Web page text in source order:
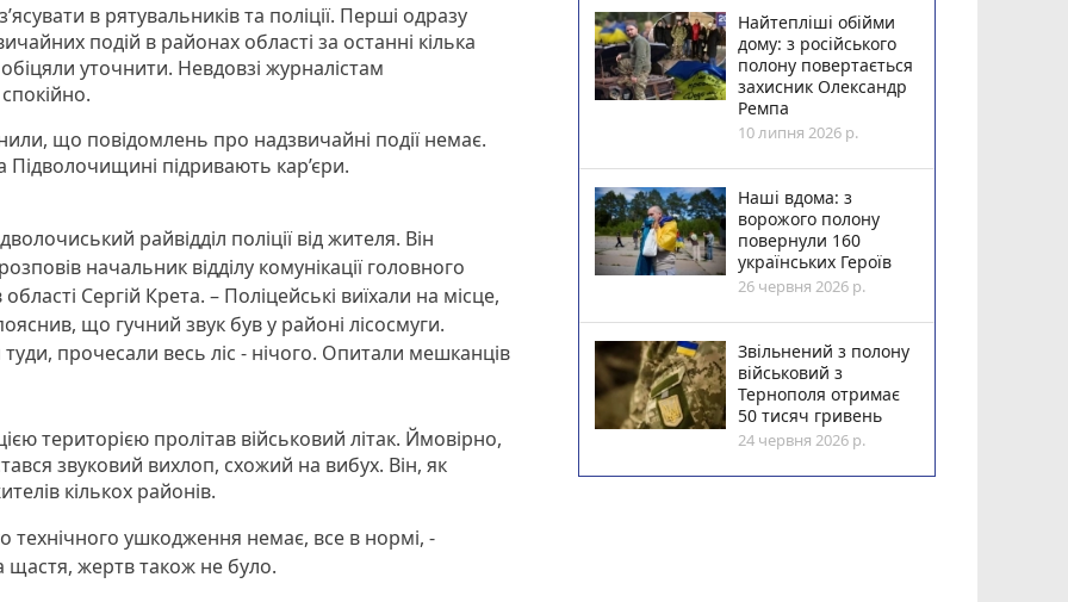
в рятувальників та поліції. Перші одразу
подій в районах області за останні кілька
уточнити. Невдовзі журналістам
що повідомлень про надзвичайні події немає.
підривають кар’єри.
райвідділ поліції від жителя. Він
начальник відділу комунікації головного
Сергій Крета. – Поліцейські виїхали на місце,
що гучний звук був у районі лісосмуги.
прочесали весь ліс - нічого. Опитали мешканців
територією пролітав військовий літак. Ймовірно,
звуковий вихлоп, схожий на вибух. Він, як
кількох районів.
технічного ушкодження немає, все в нормі, -
щастя, жертв також не було.
Найтепліші обійми
дому: з російського
полону повертається
захисник Олександр
Ремпа
10 липня 2026 р.
Наші вдома: з
ворожого полону
повернули 160
українських Героїв
26 червня 2026 р.
Звільнений з полону
військовий з
Тернополя отримає
50 тисяч гривень
24 червня 2026 р.